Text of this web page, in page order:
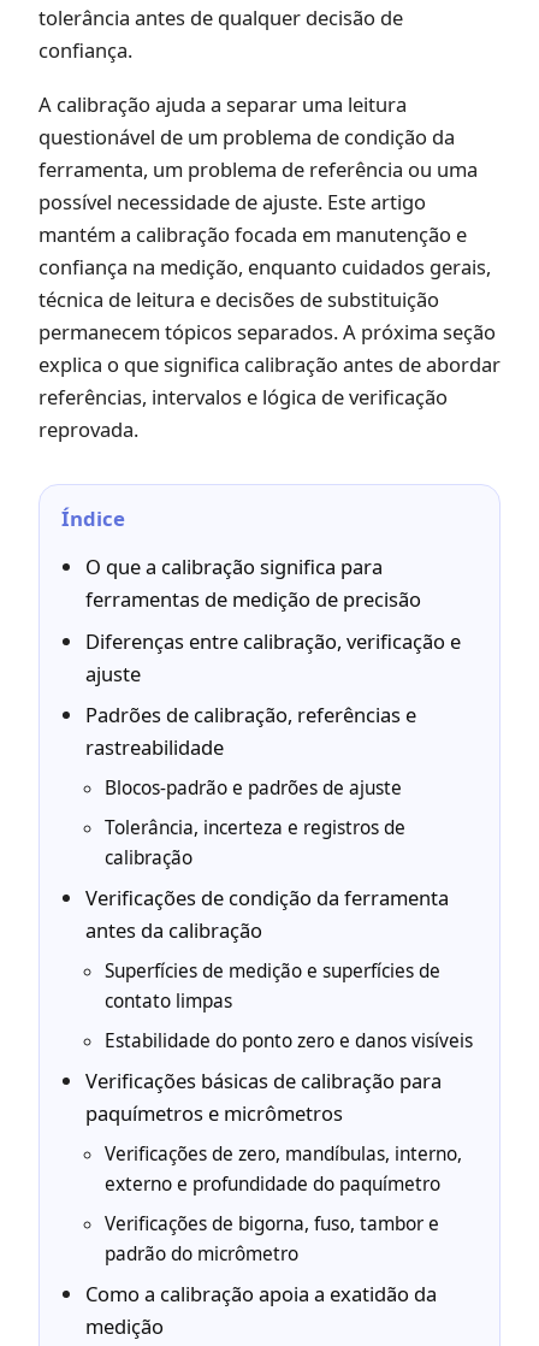
tolerância antes de qualquer decisão de
confiança.
A calibração ajuda a separar uma leitura
questionável de um problema de condição da
ferramenta, um problema de referência ou uma
possível necessidade de ajuste. Este artigo
mantém a calibração focada em manutenção e
confiança na medição, enquanto cuidados gerais,
técnica de leitura e decisões de substituição
permanecem tópicos separados. A próxima seção
explica o que significa calibração antes de abordar
referências, intervalos e lógica de verificação
reprovada.
Índice
O que a calibração significa para
ferramentas de medição de precisão
Diferenças entre calibração, verificação e
ajuste
Padrões de calibração, referências e
rastreabilidade
Blocos-padrão e padrões de ajuste
Tolerância, incerteza e registros de
calibração
Verificações de condição da ferramenta
antes da calibração
Superfícies de medição e superfícies de
contato limpas
Estabilidade do ponto zero e danos visíveis
Verificações básicas de calibração para
paquímetros e micrômetros
Verificações de zero, mandíbulas, interno,
externo e profundidade do paquímetro
Verificações de bigorna, fuso, tambor e
padrão do micrômetro
Como a calibração apoia a exatidão da
medição